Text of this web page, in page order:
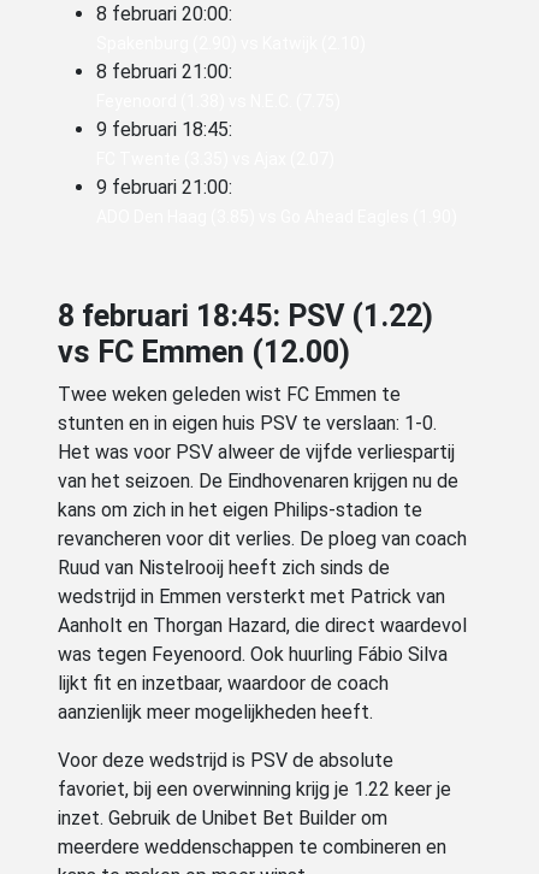
8 februari 20:00:
8 februari 21:00:
9 februari 18:45:
9 februari 21:00:
8 februari 18:45: PSV (1.22)
vs FC Emmen (12.00)
Twee weken geleden wist FC Emmen te
stunten en in eigen huis PSV te verslaan: 1-0.
Het was voor PSV alweer de vijfde verliespartij
van het seizoen. De Eindhovenaren krijgen nu de
kans om zich in het eigen Philips-stadion te
revancheren voor dit verlies. De ploeg van coach
Ruud van Nistelrooij heeft zich sinds de
wedstrijd in Emmen versterkt met Patrick van
Aanholt en Thorgan Hazard, die direct waardevol
was tegen Feyenoord. Ook huurling Fábio Silva
lijkt fit en inzetbaar, waardoor de coach
aanzienlijk meer mogelijkheden heeft.
Voor deze wedstrijd is PSV de absolute
favoriet, bij een overwinning krijg je 1.22 keer je
inzet. Gebruik de Unibet Bet Builder om
meerdere weddenschappen te combineren en